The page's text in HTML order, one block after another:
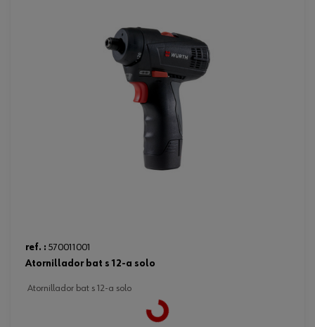
ref. : 570011001
atornillador bat s 12-a solo
atornillador bat s 12-a solo